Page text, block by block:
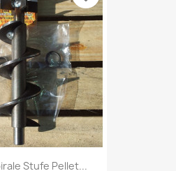
Stufe Pellet...